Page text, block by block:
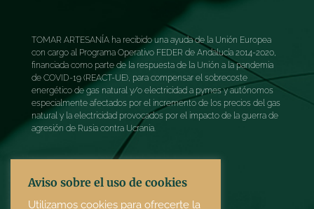
TOMAR ARTESANÍA ha recibido una ayuda de la Unión Europea
con cargo al Programa Operativo FEDER de Andalucía 2014-2020,
financiada como parte de la respuesta de la Unión a la pandemia
de COVID-19 (REACT-UE), para compensar el sobrecoste
energético de gas natural y/o electricidad a pymes y autónomos
especialmente afectados por el incremento de los precios del gas
natural y la electricidad provocados por el impacto de la guerra de
agresión de Rusia contra Ucrania.
Aviso sobre el uso de cookies
Utilizamos cookies para ofrecerte la